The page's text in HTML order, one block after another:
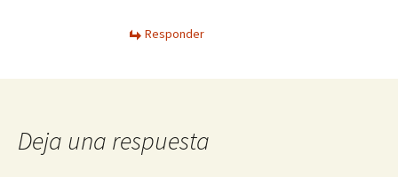
Responder
Deja una respuesta